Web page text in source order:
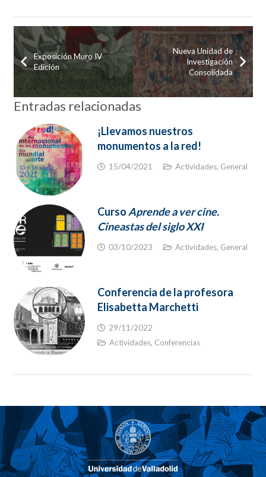
Exposición Muro IV
Edición
Nueva Unidad de
Investigación
Consolidada
Entradas relacionadas
¡Llevamos nuestros
monumentos a la red!
15/04/2021 Actividades, General
Curso Aprende a ver cine.
Cineastas del siglo XXI
03/10/2023 Actividades, General
Conferencia de la profesora
Elisabetta Marchetti
29/11/2022
Actividades, Conferencias